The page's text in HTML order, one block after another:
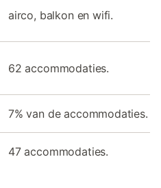
airco, balkon en wifi.
62 accommodaties.
7% van de accommodaties.
47 accommodaties.